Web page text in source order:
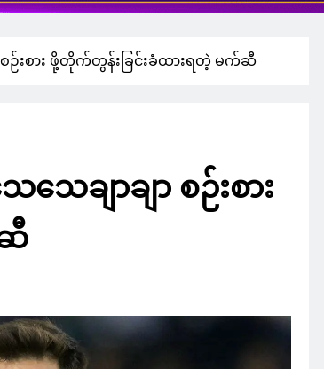
ဉ်းစား ဖို့တိုက်တွန်းခြင်းခံထားရတဲ့ မက်ဆီ
ေချာချာ စဉ်းစား